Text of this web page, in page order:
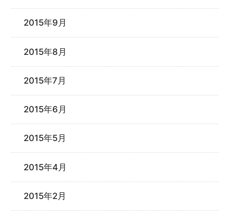
2015年9月
2015年8月
2015年7月
2015年6月
2015年5月
2015年4月
2015年2月